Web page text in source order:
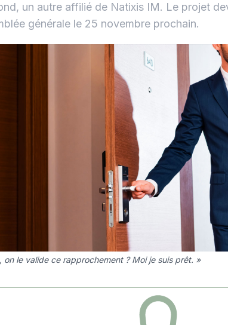
un autre affilié de Natixis IM. Le projet
générale le 25 novembre prochain.
on le valide ce rapprochement ? Moi je suis prêt. »